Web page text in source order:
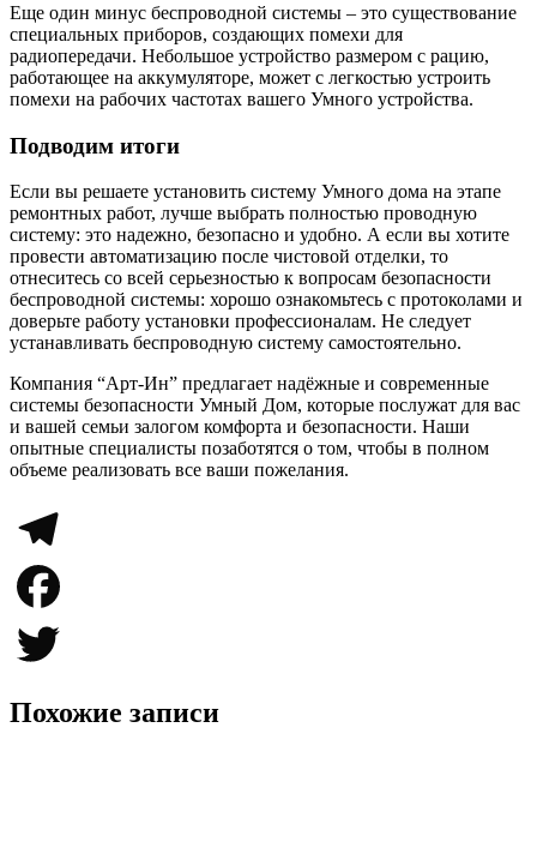
Еще один минус беспроводной системы – это существование
специальных приборов, создающих помехи для
радиопередачи. Небольшое устройство размером с рацию,
работающее на аккумуляторе, может с легкостью устроить
помехи на рабочих частотах вашего Умного устройства.
Подводим итоги
Если вы решаете установить систему Умного дома на этапе
ремонтных работ, лучше выбрать полностью проводную
систему: это надежно, безопасно и удобно. А если вы хотите
провести автоматизацию после чистовой отделки, то
отнеситесь со всей серьезностью к вопросам безопасности
беспроводной системы: хорошо ознакомьтесь с протоколами и
доверьте работу установки профессионалам. Не следует
устанавливать беспроводную систему самостоятельно.
Компания “Арт-Ин” предлагает надёжные и современные
системы безопасности Умный Дом, которые послужат для вас
и вашей семьи залогом комфорта и безопасности. Наши
опытные специалисты позаботятся о том, чтобы в полном
объеме реализовать все ваши пожелания.
Telegram
Facebook
Twitter
Похожие записи